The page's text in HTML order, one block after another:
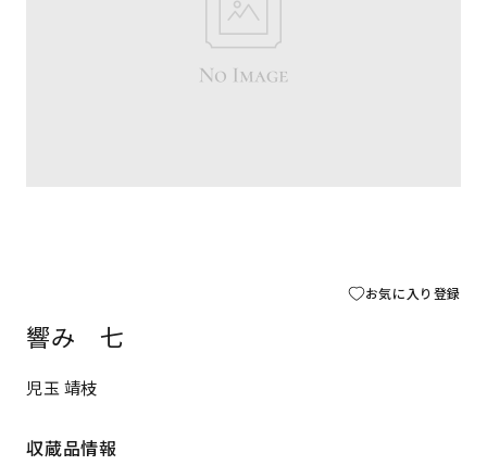
お気に入り登録
響み 七
児玉 靖枝
収蔵品情報